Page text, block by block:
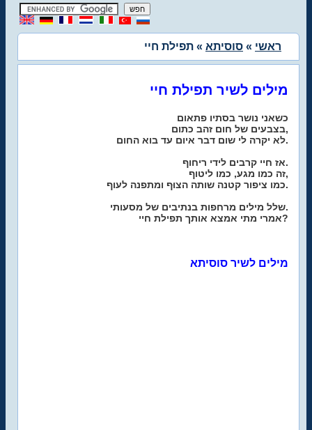
ראשי » סוסיתא » תפילת חיי
מילים לשיר תפילת חיי
כשאני נושר בסתיו פתאום
בצבעים של חום זהב כתום,
לא יקרה לי שום דבר איום עד בוא החום.
אז חיי קרבים לידי ריחוף.
זה כמו מגע, כמו ליטוף,
כמו ציפור קטנה שותה הצוּף ומתפנה לעוף.
שלל מילים מרחפות בנתיבים של מסעותי.
אמרי מתי אמצא אותך תפילת חיי?
מילים לשיר סוסיתא